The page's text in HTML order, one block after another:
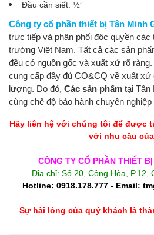
Đầu cần siết: ½”
Công ty cổ phần thiết bị Tân Minh
trực tiếp và phân phối độc quyền các
trường Việt Nam. Tất cả các sản
đều có nguồn gốc và xuất xứ rõ
cung cấp đầy đủ CO&CQ về xuất
lượng. Do đó, Các sản phẩm tại Tân
cùng chế độ bảo hành chuyên nghiệp
Hãy liên hệ với chúng tôi để được
với nhu cầu
CÔNG TY CỔ PHẦN THIẾT
Địa chỉ: Số 20, Cộng Hòa, P.12,
Hotline: 0918.178.777 - Email:
Sự hài lòng của quý khách là